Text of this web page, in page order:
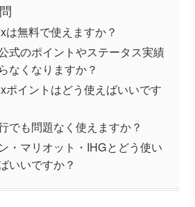
は無料で使えますか？
式のポイントやステータス実績
なくなりますか？
ポイントはどう使えばいいです
でも問題なく使えますか？
・マリオット・IHGとどう使い
いいですか？